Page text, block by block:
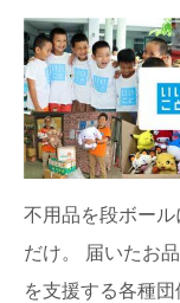
不用品を段ボー
だけ。
届いたお
を支援する各種団